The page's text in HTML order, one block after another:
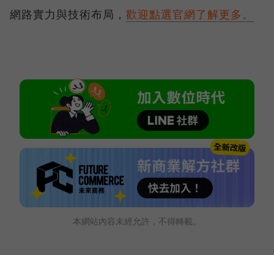
網路實力與技術布局， 歡迎點選官網了解更多。
本網站內容未經允許，不得轉載。